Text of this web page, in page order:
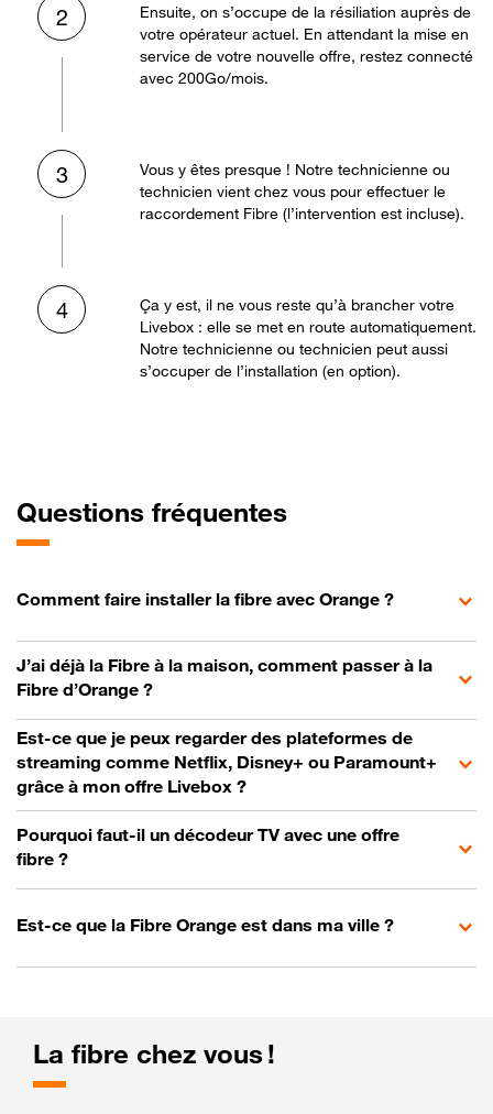
2
Ensuite, on s’occupe de la résiliation auprès de
votre opérateur actuel. En attendant la mise en
service de votre nouvelle offre, restez connecté
avec 200Go/mois.
3
Vous y êtes presque ! Notre technicienne ou
technicien vient chez vous pour effectuer le
raccordement Fibre (l’intervention est incluse).
4
Ça y est, il ne vous reste qu’à brancher votre
Livebox : elle se met en route automatiquement.
Notre technicienne ou technicien peut aussi
s’occuper de l’installation (en option).
Questions fréquentes
Comment faire installer la fibre avec Orange ?
J’ai déjà la Fibre à la maison, comment passer à la
Fibre d’Orange ?
Est-ce que je peux regarder des plateformes de
streaming comme Netflix, Disney+ ou Paramount+
grâce à mon offre Livebox ?
Pourquoi faut-il un décodeur TV avec une offre
fibre ?
Est-ce que la Fibre Orange est dans ma ville ?
La fibre chez vous !